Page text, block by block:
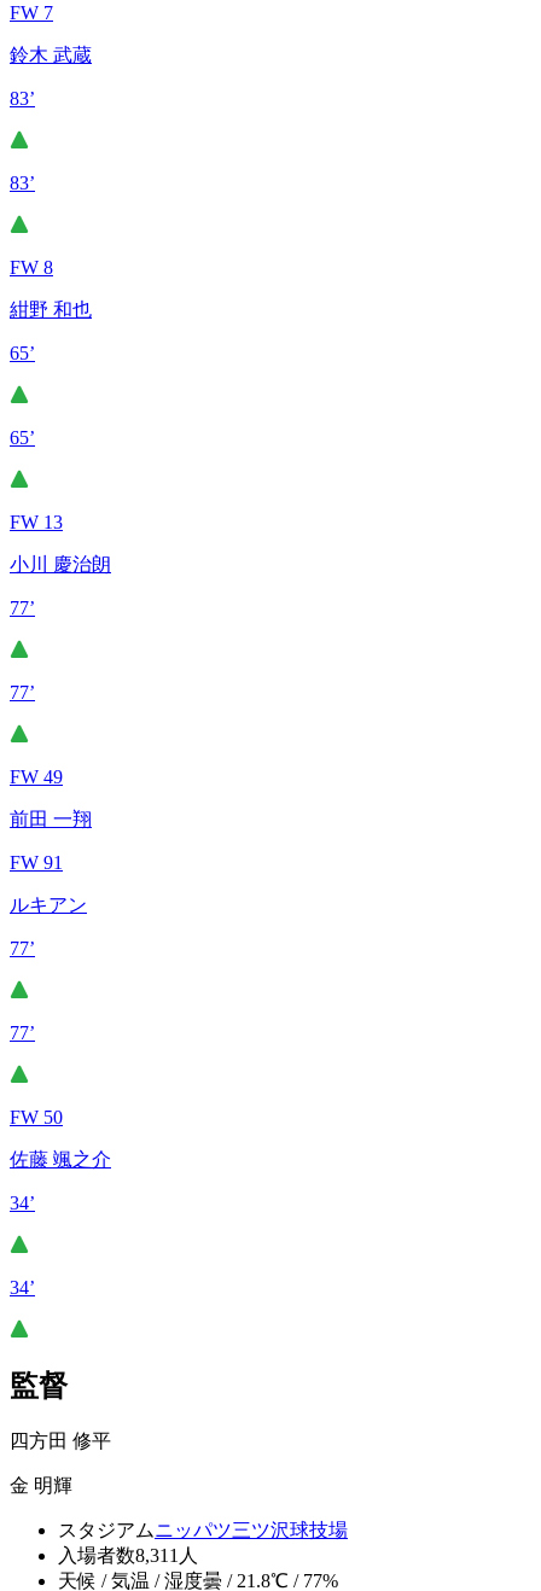
FW 7
鈴木 武蔵
83’
83’
FW 8
紺野 和也
65’
65’
FW 13
小川 慶治朗
77’
77’
FW 49
前田 一翔
FW 91
ルキアン
77’
77’
FW 50
佐藤 颯之介
34’
34’
監督
四方田 修平
金 明輝
スタジアムニッパツ三ツ沢球技場
入場者数8,311人
天候 / 気温 / 湿度曇 / 21.8℃ / 77%